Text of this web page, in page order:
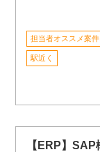
担当者オススメ案件
駅近く
【ERP】SAP